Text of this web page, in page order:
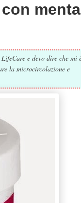
menta
e devo dire che mi
la microcircolazione e